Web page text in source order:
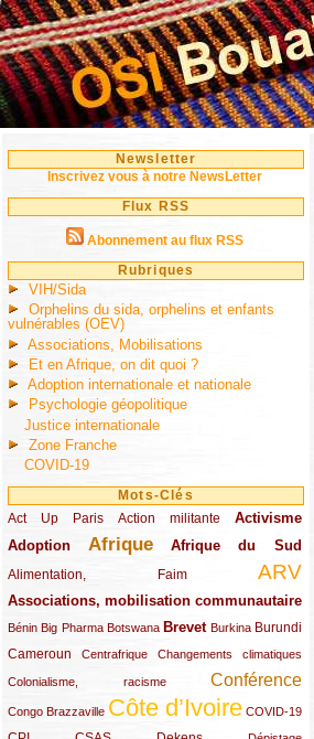
Newsletter
Inscrivez vous à notre NewsLetter
Flux RSS
Abonnement au flux RSS
Rubriques
VIH/Sida
Orphelins du sida, orphelins et enfants
vulnérables (OEV)
Associations, Mobilisations
Et en Afrique, on dit quoi ?
Adoption internationale et nationale
Psychologie géopolitique
Justice internationale
Zone Franche
COVID-19
Mots-Clés
Act Up Paris
(49/289) Action militante
(32/289) Activisme
(73/289)
Adoption
(82/289) Afrique
(161/289) Afrique du Sud
(73/289)
Alimentation, Faim
(48/289) ARV
(203/289)
Associations, mobilisation communautaire
(65/289)
Bénin
(13/289)Big Pharma
(16/289) Botswana
(9/289) Brevet
(83/289) Burkina
(18/289) Burundi
(30/289)
Cameroun
(47/289) Centrafrique
(23/289) Changements climatiques
(10/289)
Colonialisme, racisme
(19/289) Conférence
(118/289)
Congo Brazzaville
(24/289) Côte d’Ivoire
(263/289) COVID-19
(13/289)